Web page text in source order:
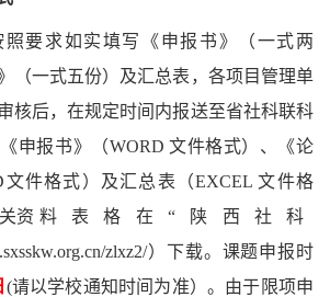
照要求如实填写《申报书》（一式两
（一式五份）及汇总表，各项目管理单
核后，在规定时间内报送至省社科联科
申报书》（WORD 文件格式）、《论
文件格式）及汇总表（EXCEL 文件格
关资 料 表 格 在 “ 陕 西 社 科
zlxz2/）下载。 课题申报时
(请以学校通知时间为准）。由于限项申